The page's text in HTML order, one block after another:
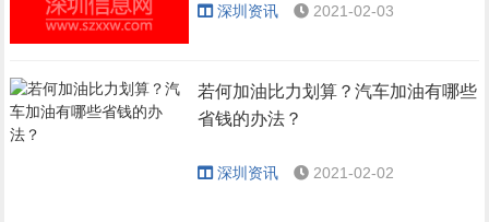
深圳资讯 2021-02-03
若何加油比力划算？汽车加油有哪些
省钱的办法？
深圳资讯 2021-02-02